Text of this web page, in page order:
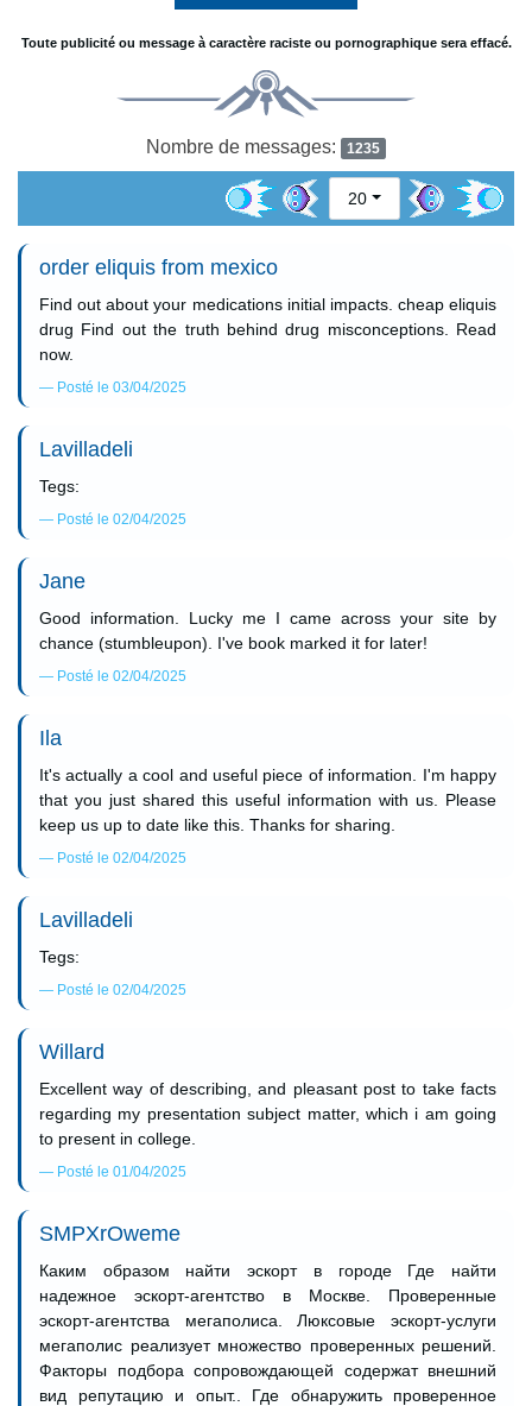
Toute publicité ou message à caractère raciste ou pornographique sera effacé.
Nombre de messages: 1235
20
order eliquis from mexico
Find out about your medications initial impacts. cheap eliquis
drug Find out the truth behind drug misconceptions. Read
now.
Posté le 03/04/2025
Lavilladeli
Tegs:
Posté le 02/04/2025
Jane
Good information. Lucky me I came across your site by
chance (stumbleupon). I've book marked it for later!
Posté le 02/04/2025
Ila
It's actually a cool and useful piece of information. I'm happy
that you just shared this useful information with us. Please
keep us up to date like this. Thanks for sharing.
Posté le 02/04/2025
Lavilladeli
Tegs:
Posté le 02/04/2025
Willard
Excellent way of describing, and pleasant post to take facts
regarding my presentation subject matter, which i am going
to present in college.
Posté le 01/04/2025
SMPXrOweme
Каким образом найти эскорт в городе Где найти
надежное эскорт-агентство в Москве. Проверенные
эскорт-агентства мегаполиса. Люксовые эскорт-услуги
мегаполис реализует множество проверенных решений.
Факторы подбора сопровождающей содержат внешний
вид репутацию и опыт.. Где обнаружить проверенное